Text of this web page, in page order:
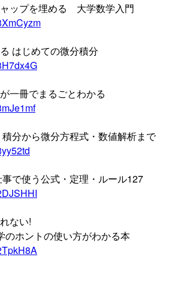
ップを埋める 大学数学入門
はじめての微分積分
一冊でまるごとわかる
分から微分方程式・数値解析まで
で使う公式・定理・ルール127
ない!
ホントの使い方がわかる本